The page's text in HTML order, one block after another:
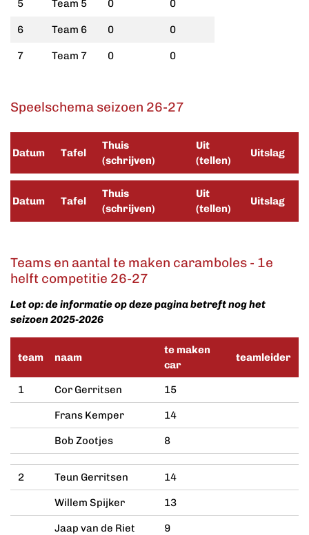
5 Team 5 0 0
6 Team 6 0 0
7 Team 7 0 0
Speelschema seizoen 26-27
Datum Tafel
Thuis
(schrijven)
Uit
(tellen)
Uitslag
Datum Tafel
Thuis
(schrijven)
Uit
(tellen)
Uitslag
Teams en aantal te maken caramboles - 1e
helft competitie 26-27
Let op: de informatie op deze pagina betreft nog het
seizoen 2025-2026
team naam
te maken
car
teamleider
1 Cor Gerritsen 15
Frans Kemper 14
Bob Zootjes 8
2 Teun Gerritsen 14
Willem Spijker 13
Jaap van de Riet 9